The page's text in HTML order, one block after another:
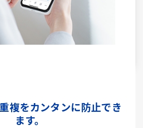
複をカンタンに防止でき
ます。